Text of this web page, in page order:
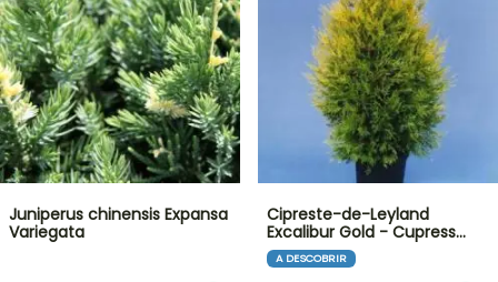
Juniperus chinensis Expansa
Variegata
Cipreste-de-Leyland
Excalibur Gold - Cupress…
A DESCOBRIR